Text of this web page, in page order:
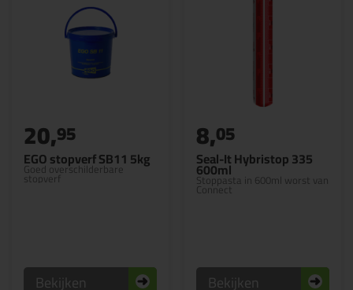
EGO stopverf SB11 5kg
Goed overschilderbare
stopverf
20,95
Bekijken
Seal-It Hybristop 335
600ml
Stoppasta in 600ml worst van
Connect
8,05
Bekijken